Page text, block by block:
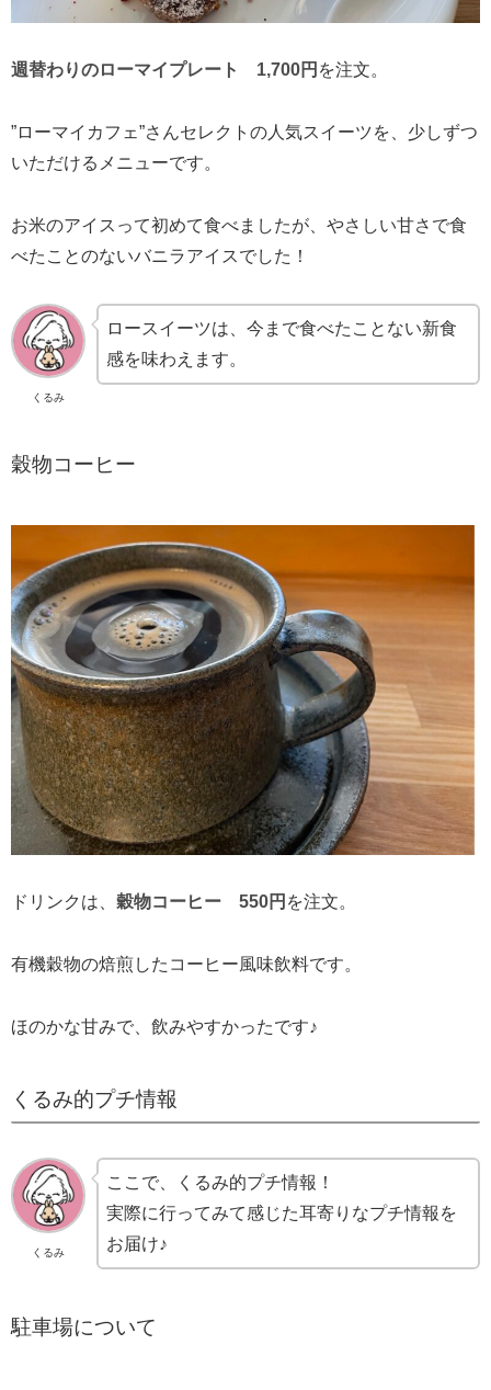
週替わりのローマイプレート 1,700円 を注文。
”ローマイカフェ”さんセレクトの人気スイーツを、少しずつ
いただけるメニューです。
お米のアイスって初めて食べましたが、やさしい甘さで食
べたことのないバニラアイスでした！
くるみ
ロースイーツは、今まで食べたことない新食
感を味わえます。
穀物コーヒー
ドリンクは、 穀物コーヒー 550円 を注文。
有機穀物の焙煎したコーヒー風味飲料です。
ほのかな甘みで、飲みやすかったです♪
くるみ的プチ情報
くるみ
ここで、くるみ的プチ情報！
実際に行ってみて感じた耳寄りなプチ情報を
お届け♪
駐車場について